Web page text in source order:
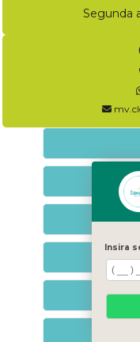
Segunda
Insira